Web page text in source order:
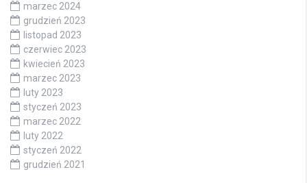
marzec 2024
grudzień 2023
listopad 2023
czerwiec 2023
kwiecień 2023
marzec 2023
luty 2023
styczeń 2023
marzec 2022
luty 2022
styczeń 2022
grudzień 2021